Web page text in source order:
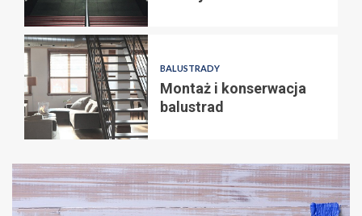
BALUSTRADY
Montaż i konserwacja
balustrad